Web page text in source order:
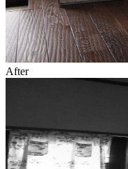
After